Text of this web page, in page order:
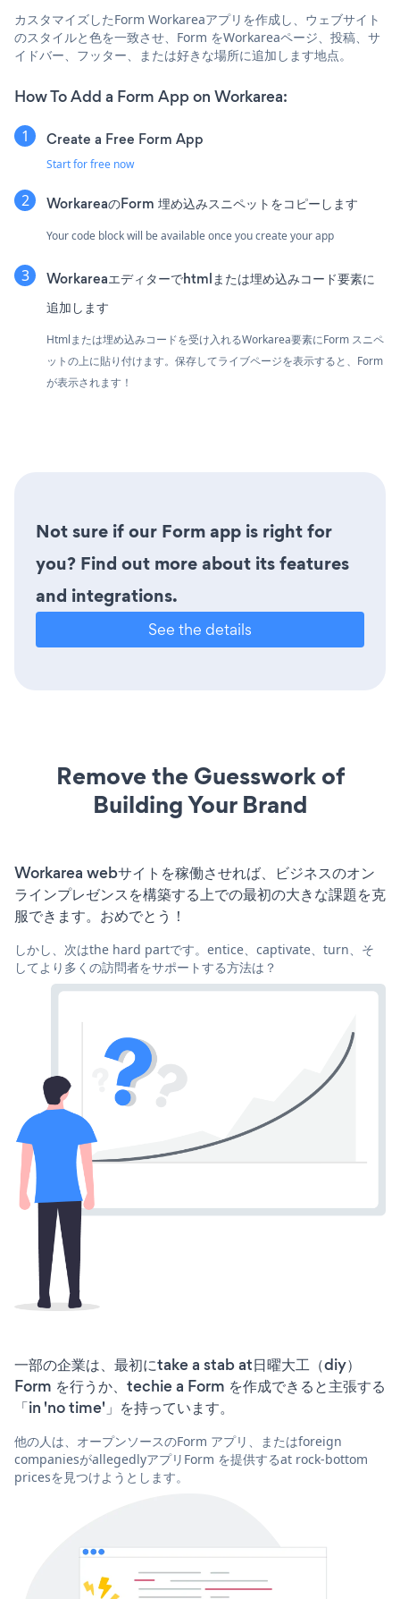
カスタマイズしたForm Workareaアプリを作成し、ウェブサイト
のスタイルと色を一致させ、Form をWorkareaページ、投稿、サ
イドバー、フッター、または好きな場所に追加します地点。
How To Add a Form App on Workarea:
Create a Free Form App
Start for free now
WorkareaのForm 埋め込みスニペットをコピーします
Your code block will be available once you create your app
Workareaエディターでhtmlまたは埋め込みコード要素に
追加します
Htmlまたは埋め込みコードを受け入れるWorkarea要素にForm スニペ
ットの上に貼り付けます。保存してライブページを表示すると、Form
が表示されます！
Not sure if our Form app is right for
you? Find out more about its features
and integrations.
See the details
Remove the Guesswork of
Building Your Brand
Workarea webサイトを稼働させれば、ビジネスのオン
ラインプレゼンスを構築する上での最初の大きな課題を克
服できます。おめでとう！
しかし、次はthe hard partです。entice、captivate、turn、そ
してより多くの訪問者をサポートする方法は？
一部の企業は、最初にtake a stab at日曜大工（diy）
Form を行うか、techie a Form を作成できると主張する
「in 'no time'」を持っています。
他の人は、オープンソースのForm アプリ、またはforeign
companiesがallegedlyアプリForm を提供するat rock-bottom
pricesを見つけようとします。